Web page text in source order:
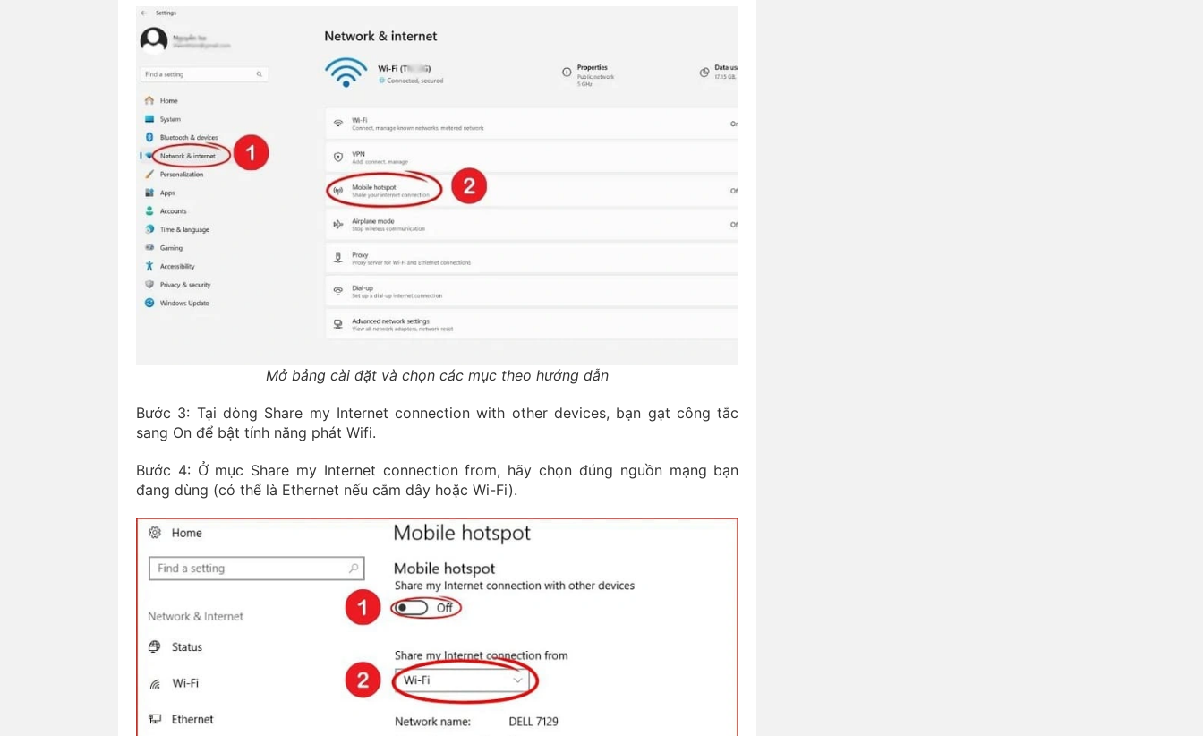
Mở bảng cài đặt và chọn các mục theo hướng dẫn
Bước 3: Tại dòng Share my Internet connection with other devices, bạn gạt công tắc
sang On để bật tính năng phát Wifi.
Bước 4: Ở mục Share my Internet connection from, hãy chọn đúng nguồn mạng bạn
đang dùng (có thể là Ethernet nếu cắm dây hoặc Wi-Fi).